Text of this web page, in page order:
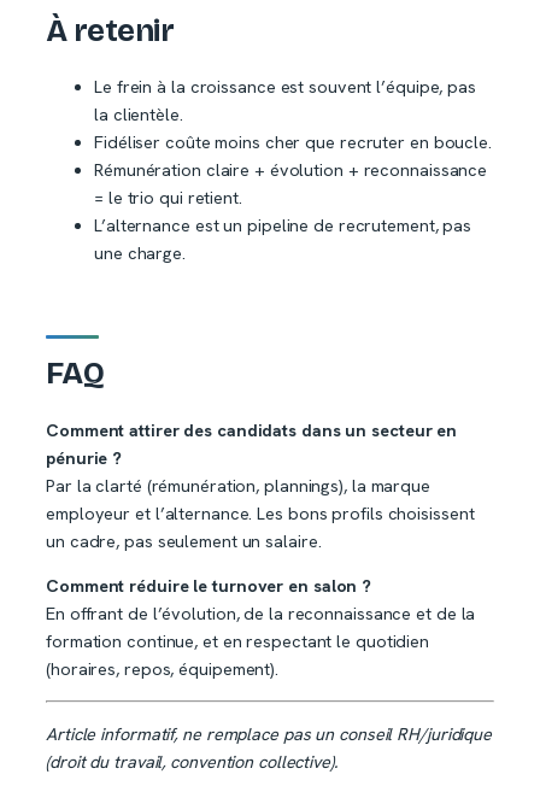
À retenir
Le frein à la croissance est souvent l’équipe, pas
la clientèle.
Fidéliser coûte moins cher que recruter en boucle.
Rémunération claire + évolution + reconnaissance
= le trio qui retient.
L’alternance est un pipeline de recrutement, pas
une charge.
FAQ
Comment attirer des candidats dans un secteur en
pénurie ?
Par la clarté (rémunération, plannings), la marque
employeur et l’alternance. Les bons profils choisissent
un cadre, pas seulement un salaire.
Comment réduire le turnover en salon ?
En offrant de l’évolution, de la reconnaissance et de la
formation continue, et en respectant le quotidien
(horaires, repos, équipement).
Article informatif, ne remplace pas un conseil RH/juridique
(droit du travail, convention collective).